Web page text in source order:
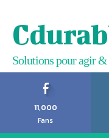
Solutions pour agir
11,000
Fans